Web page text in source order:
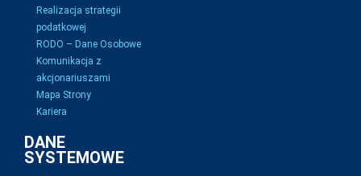
Realizacja strategii
podatkowej
RODO – Dane Osobowe
Komunikacja z
akcjonariuszami
Mapa Strony
Kariera
DANE
SYSTEMOWE